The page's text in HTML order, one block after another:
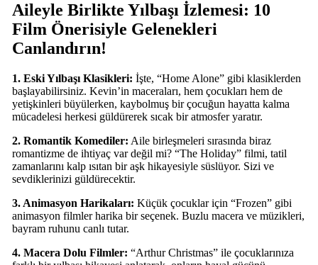
Aileyle Birlikte Yılbaşı İzlemesi: 10
Film Önerisiyle Gelenekleri
Canlandırın!
1. Eski Yılbaşı Klasikleri: İşte, “Home Alone” gibi klasiklerden
başlayabilirsiniz. Kevin’in maceraları, hem çocukları hem de
yetişkinleri büyülerken, kaybolmuş bir çocuğun hayatta kalma
mücadelesi herkesi güldürerek sıcak bir atmosfer yaratır.
2. Romantik Komediler: Aile birleşmeleri sırasında biraz
romantizme de ihtiyaç var değil mi? “The Holiday” filmi, tatil
zamanlarını kalp ısıtan bir aşk hikayesiyle süslüyor. Sizi ve
sevdiklerinizi güldürecektir.
3. Animasyon Harikaları: Küçük çocuklar için “Frozen” gibi
animasyon filmler harika bir seçenek. Buzlu macera ve müzikleri,
bayram ruhunu canlı tutar.
4. Macera Dolu Filmler: “Arthur Christmas” ile çocuklarınıza